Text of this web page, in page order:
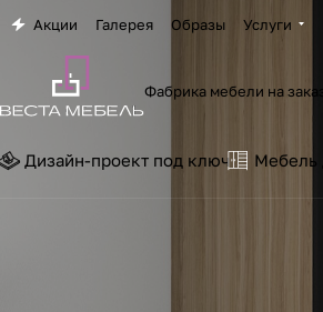
Акции Галерея Образы Услуги
Фабрика мебели на
Дизайн-проект под ключ Мебель